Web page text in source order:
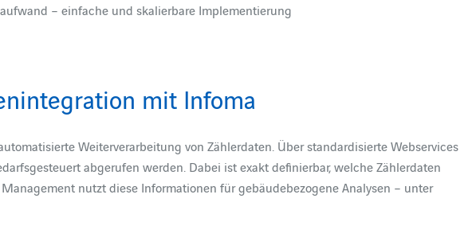
– einfache und skalierbare Implementierung
mit Infoma
Weiterverarbeitung von Zählerdaten. Über standardisierte Webservices
abgerufen werden. Dabei ist exakt definierbar, welche Zählerdaten
nutzt diese Informationen für gebäudebezogene Analysen – unter